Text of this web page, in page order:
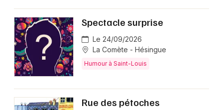
Spectacle surprise
Le 24/09/2026
La Comète - Hésingue
Humour à Saint-Louis
Rue des pétoches